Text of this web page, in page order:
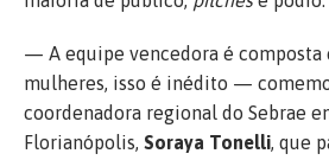
— A equipe vencedora é composta
mulheres, isso é inédito —
coordenadora regional do Sebrae
Florianópolis, Soraya Tonelli, que